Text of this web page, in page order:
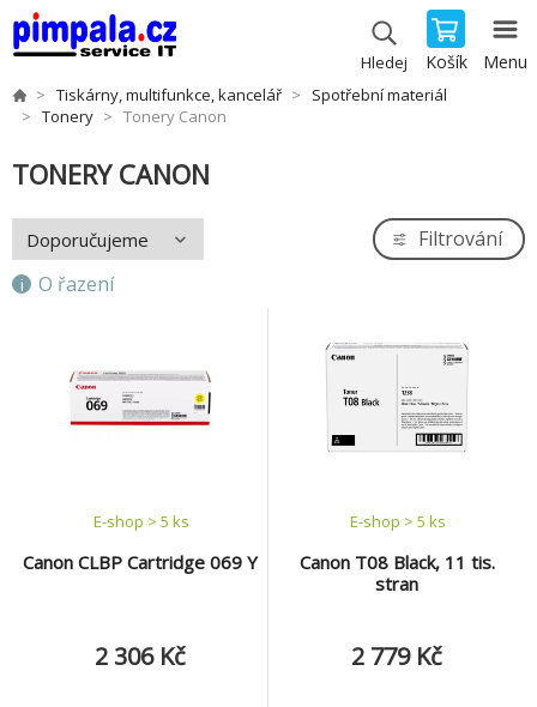
Hledej Košík Menu
Tiskárny, multifunkce, kancelář
Spotřební materiál
Tonery
Tonery Canon
TONERY CANON
O řazení
Filtrování
Canon CLBP Cartridge 069 Y
E-shop > 5 ks
2 306 Kč
Canon T08 Black, 11 tis.
stran
E-shop > 5 ks
2 779 Kč